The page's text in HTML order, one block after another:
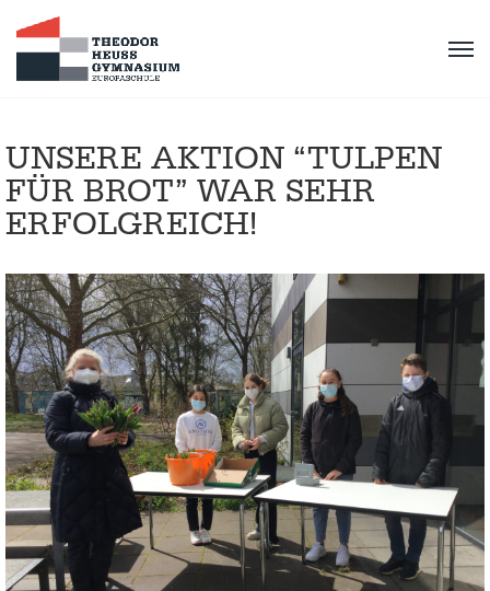
UNSERE AKTION “TULPEN
FÜR BROT” WAR SEHR
ERFOLGREICH!